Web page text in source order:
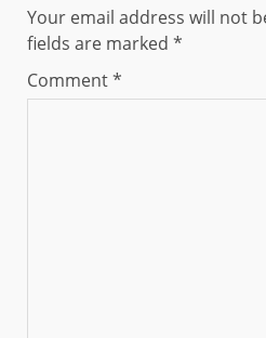
Your email address will not
fields are marked *
Comment*